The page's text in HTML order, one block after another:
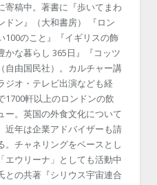
寄稿中。著書に『歩いてまわ
ドン』（大和書房） 『ロン
100のこと』『イギリスの飾
かな暮らし 365日』『コッツ
自由国民社）。カルチャー講
ジオ・テレビ出演なども経
1700軒以上のロンドンの飲
ー。英国の外食文化について
近年は企業アドバイザーも請
。チャネリングをベースとし
エウリーナ」としても活動中
との共著『シリウス宇宙連合